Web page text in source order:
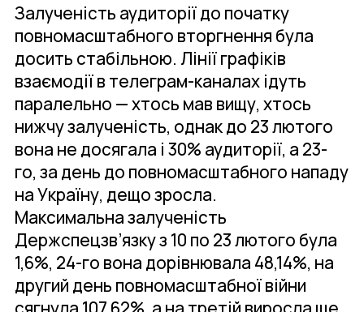
Залученість аудиторії до початку
повномасштабного вторгнення була
досить стабільною. Лінії графіків
взаємодії в телеграм-каналах ідуть
паралельно — хтось мав вищу, хтось
нижчу залученість, однак до 23 лютого
вона не досягала і 30% аудиторії, а 23-
го, за день до повномасштабного нападу
на Україну, дещо зросла.
Максимальна залученість
Держспецзв’язку з 10 по 23 лютого була
1,6%, 24-го вона дорівнювала 48,14%, на
другий день повномасштабної війни